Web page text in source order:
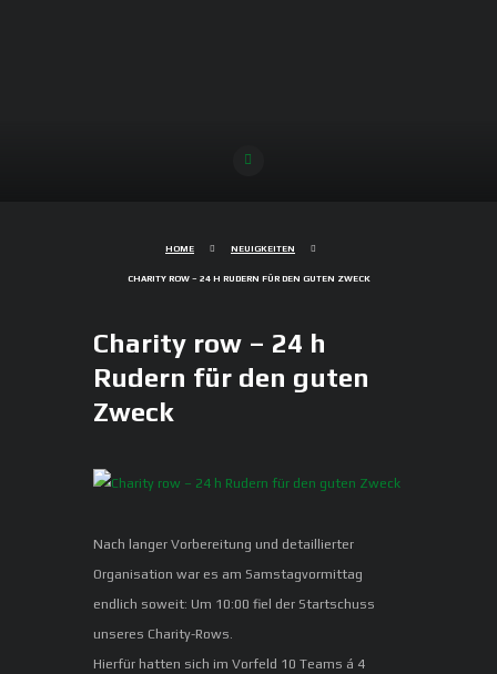
HOME NEUIGKEITEN
CHARITY ROW – 24 H RUDERN FÜR DEN GUTEN ZWECK
Charity row – 24 h
Rudern für den guten
Zweck
Nach langer Vorbereitung und detaillierter
Organisation war es am Samstagvormittag
endlich soweit: Um 10:00 fiel der Startschuss
unseres Charity-Rows.
Hierfür hatten sich im Vorfeld 10 Teams á 4